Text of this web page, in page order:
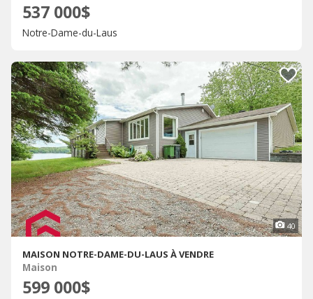
537 000$
Notre-Dame-du-Laus
40
MAISON NOTRE-DAME-DU-LAUS À VENDRE
Maison
599 000$